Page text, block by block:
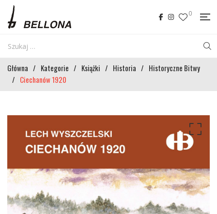
0
Główna / Kategorie / Książki / Historia / Historyczne Bitwy
/ Ciechanów 1920